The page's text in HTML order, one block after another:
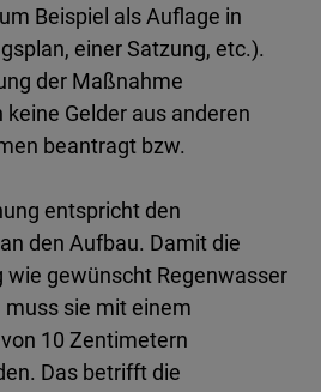
Beispiel als Auflage in
einer Satzung, etc.).
der Maßnahme
Gelder aus anderen
beantragt bzw.
entspricht den
den Aufbau. Damit die
wie gewünscht Regenwasser
muss sie mit einem
10 Zentimetern
Das betrifft die